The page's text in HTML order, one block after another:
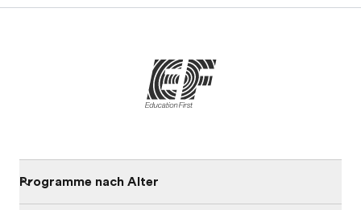
Programme nach Alter